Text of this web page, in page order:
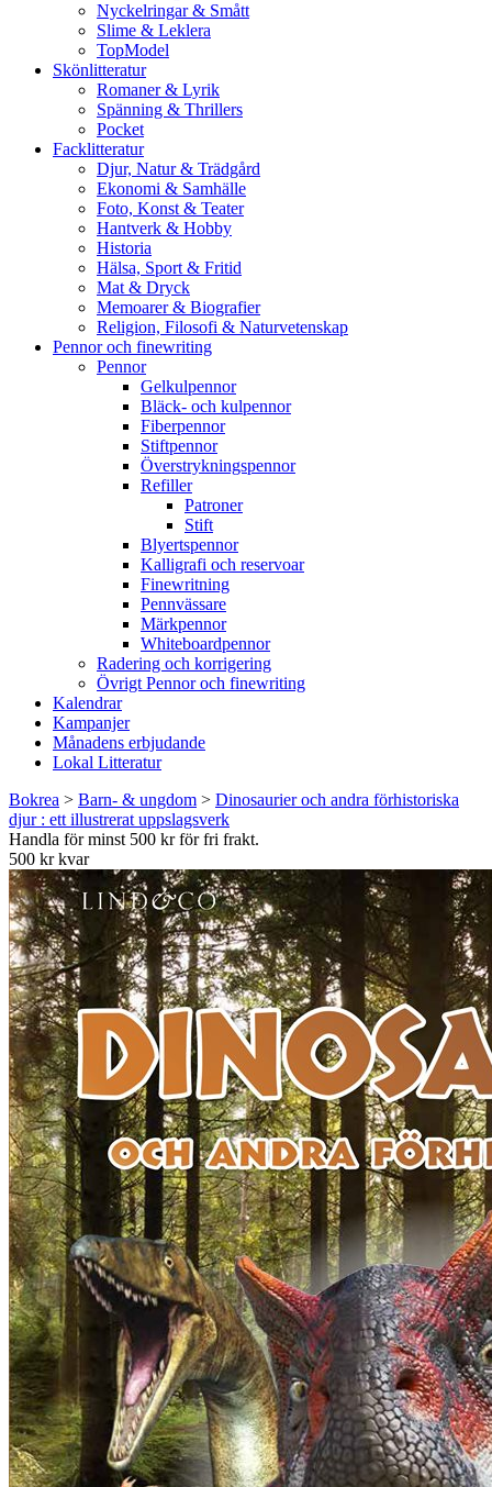
Nyckelringar & Smått
Slime & Leklera
TopModel
Skönlitteratur
Romaner & Lyrik
Spänning & Thrillers
Pocket
Facklitteratur
Djur, Natur & Trädgård
Ekonomi & Samhälle
Foto, Konst & Teater
Hantverk & Hobby
Historia
Hälsa, Sport & Fritid
Mat & Dryck
Memoarer & Biografier
Religion, Filosofi & Naturvetenskap
Pennor och finewriting
Pennor
Gelkulpennor
Bläck- och kulpennor
Fiberpennor
Stiftpennor
Överstrykningspennor
Refiller
Patroner
Stift
Blyertspennor
Kalligrafi och reservoar
Finewritning
Pennvässare
Märkpennor
Whiteboardpennor
Radering och korrigering
Övrigt Pennor och finewriting
Kalendrar
Kampanjer
Månadens erbjudande
Lokal Litteratur
Bokrea > Barn- & ungdom > Dinosaurier och andra förhistoriska
djur : ett illustrerat uppslagsverk
Handla för minst 500 kr för fri frakt.
500 kr kvar